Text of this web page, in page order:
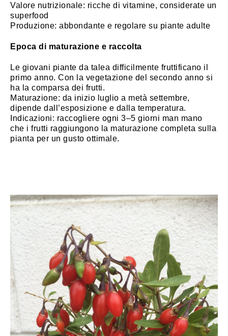
Valore nutrizionale: ricche di vitamine, considerate un
superfood
Produzione: abbondante e regolare su piante adulte
Epoca di maturazione e raccolta
Le giovani piante da talea difficilmente fruttificano il
primo anno. Con la vegetazione del secondo anno si
ha la comparsa dei frutti.
Maturazione: da inizio luglio a metà settembre,
dipende dall’esposizione e dalla temperatura.
Indicazioni: raccogliere ogni 3–5 giorni man mano
che i frutti raggiungono la maturazione completa sulla
pianta per un gusto ottimale.